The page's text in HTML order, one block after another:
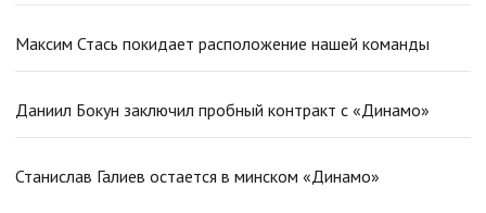
Максим Стась покидает расположение нашей команды
Даниил Бокун заключил пробный контракт с «Динамо»
Станислав Галиев остается в минском «Динамо»